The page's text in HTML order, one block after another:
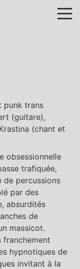
punk trans
(guitare),
(chant et
obsessionnelle
trafiquée,
de percussions
par des
absurdités
de
massicot.
franchement
hypnotiques de
invitant à la